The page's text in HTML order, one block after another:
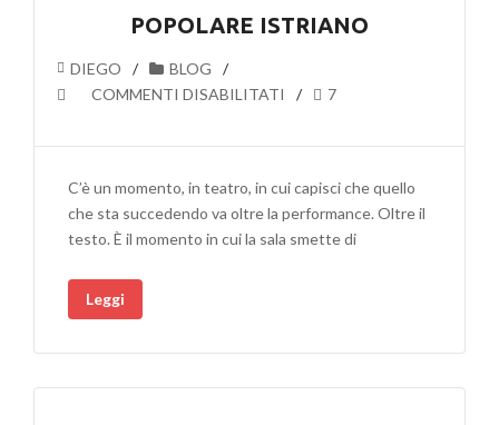
POPOLARE ISTRIANO
DIEGO
BLOG
COMMENTI DISABILITATI
SU
18
POLA:
STANDING
OVATION
TEATRO
POPOLARE
ISTRIANO
7
C’è un momento, in teatro, in cui capisci che quello
che sta succedendo va oltre la performance. Oltre il
testo. È il momento in cui la sala smette di
Leggi